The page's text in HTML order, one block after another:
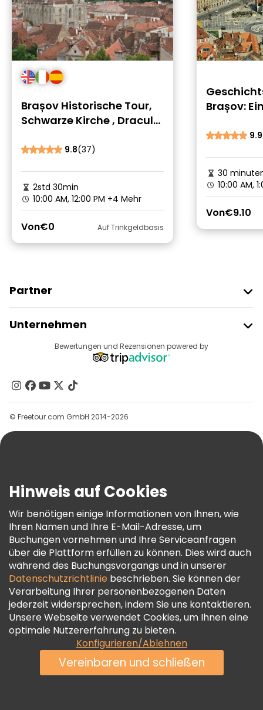
Brașov Historische Tour,
Schwarze Kirche , Dracula:
9.8(37)
2std 30min
10:00 AM, 12:00 PM +4 Mehr
Von€0 Auf Trinkgeldbasis
Brașov:
9.9
30
10:00 AM,
Von€9.10
Partner
Anbieter-Anmeldung
Affiliate-Programm
Unternehmen
Reiseziele
Kontakt
Gruppen
Hilfe
AGB Und Rechtliches
Cookie-Richtlinie
Freetour Auszeichnungen
Treueprogramm
Bewertungen und Rezensionen powered by
© Freetour.com GmbH 2014-2026
Hinweis auf Cookies
Wir benötigen einige Informationen von Ihnen, wie
Ihren Namen und Ihre E-Mail-Adresse, um
Buchungen vornehmen und Ihre Serviceanfragen
über die Plattform erfüllen zu können. Dies wird auch
während des Buchungsvorgangs und in unserer
Datenschutzrichtlinie beschrieben. Sie können der
Verarbeitung Ihrer personenbezogenen Daten
jederzeit widersprechen, indem Sie uns kontaktieren.
Unsere Webseite verwendet Cookies, um Ihnen eine
optimale Nutzererfahrung zu bieten.
Konfigurieren/Ablehnen
Vereinbaren und schließen